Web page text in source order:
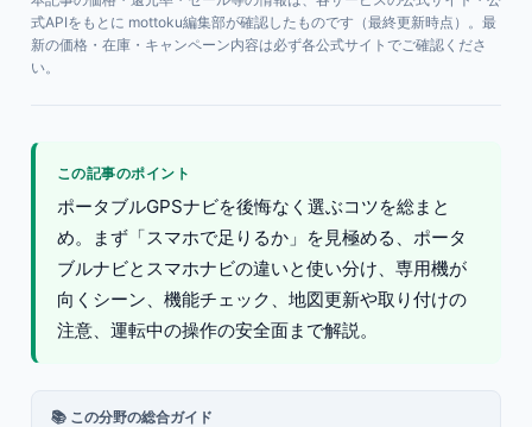
式APIをもとに mottoku編集部が確認したものです（最終更新時点）。最
新の価格・在庫・キャンペーン内容は必ず各公式サイトでご確認くださ
い。
この記事のポイント
ポータブルGPSナビを後悔なく選ぶコツを総まと
め。まず「スマホで足りるか」を見極める、ポータ
ブルナビとスマホナビの違いと使い分け、専用機が
向くシーン、機能チェック、地図更新や取り付けの
注意、運転中の操作の安全面まで解説。
📚 この分野の総合ガイド